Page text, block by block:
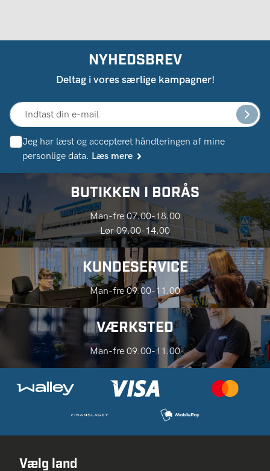
NYHEDSBREV
Deltag i vores særlige kampagner!
Jeg har læst og accepteret håndteringen af ​​mine
personlige data. Læs mere
BUTIKKEN I BORÅS
Man-fre 07.00-18.00
Lør 09.00-14.00
KUNDESERVICE
Man-fre 09.00-11.00
VÆRKSTED
Man-fre 09.00-11.00
Vælg land